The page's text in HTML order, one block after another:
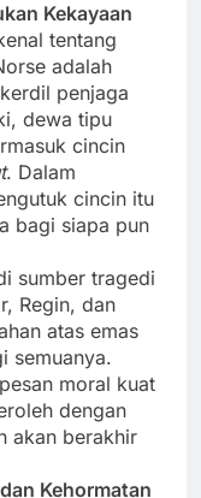
Kekayaan
tentang
adalah
penjaga
dewa tipu
cincin
. Dalam
cincin itu
bagi siapa pun
sumber tragedi
Regin, dan
atas emas
semuanya.
moral kuat
dengan
akan berakhir
Kehormatan